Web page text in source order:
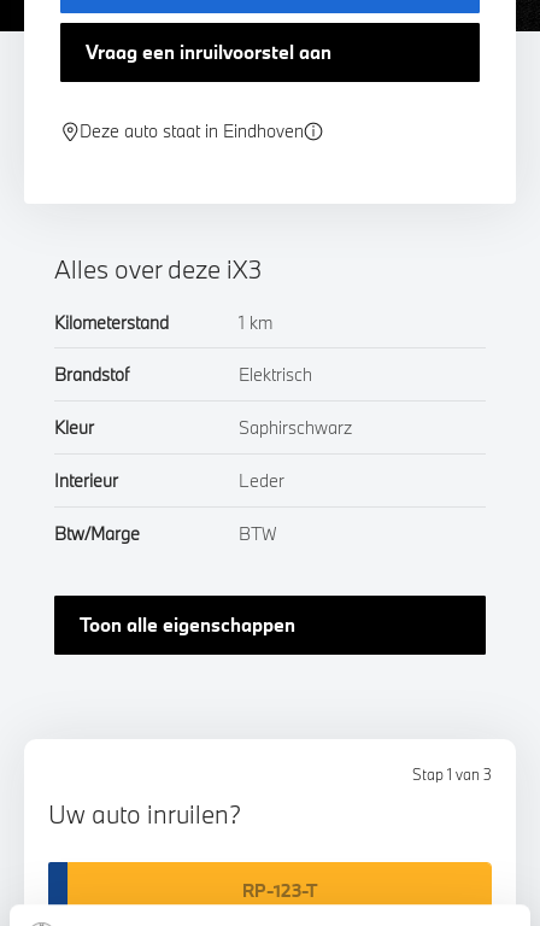
Vraag een inruilvoorstel aan
Deze auto staat in Eindhoven
Stap 1 van 3
Uw auto inruilen?
Alles over deze iX3
Kilometerstand 1 km
Brandstof Elektrisch
Kleur Saphirschwarz
Interieur Leder
Btw/Marge BTW
Toon alle eigenschappen